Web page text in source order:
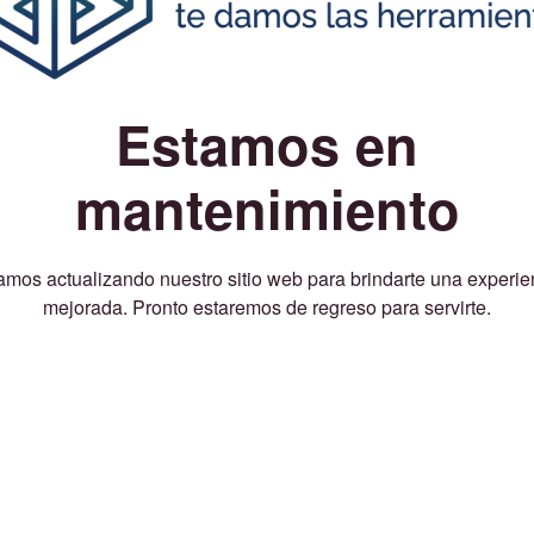
Estamos en
mantenimiento
actualizando nuestro sitio web para brindarte una
mejorada. Pronto estaremos de regreso para servirte.